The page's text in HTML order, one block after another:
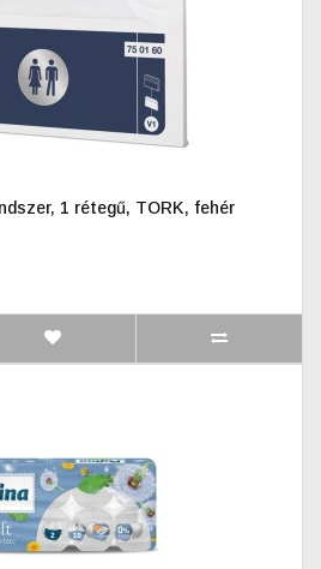
1 rétegű, TORK, fehér